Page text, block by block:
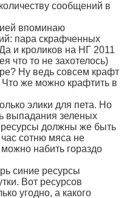
сообщений в
впоминаю
пара скрафченных
и кроликов на НГ 2011
что то не захотелось)
Ну ведь совсем крафт
же можно крафтить в
элики для пета. Но
выпадания зеленых
должны же быть
сотню мяса не
набить гораздо
синие ресурсы
Вот ресурсов
угодно, а какого